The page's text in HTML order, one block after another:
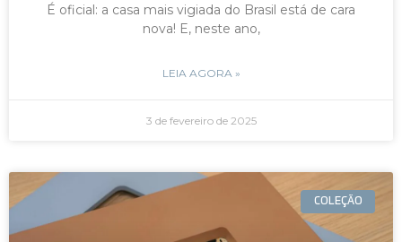
É oficial: a casa mais vigiada do Brasil está de cara
nova! E, neste ano,
LEIA AGORA »
3 de fevereiro de 2025
COLEÇÃO